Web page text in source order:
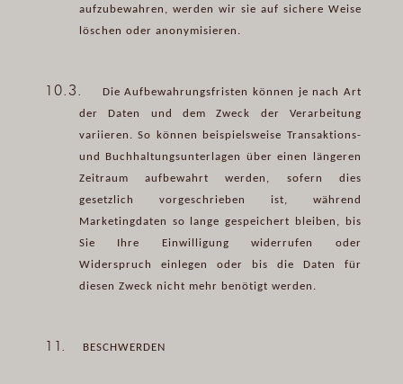
aufzubewahren, werden wir sie auf sichere Weise
löschen oder anonymisieren.
10.3.
Die Aufbewahrungsfristen können je nach Art
der Daten und dem Zweck der Verarbeitung
variieren. So können beispielsweise Transaktions-
und Buchhaltungsunterlagen über einen längeren
Zeitraum aufbewahrt werden, sofern dies
gesetzlich vorgeschrieben ist, während
Marketingdaten so lange gespeichert bleiben, bis
Sie Ihre Einwilligung widerrufen oder
Widerspruch einlegen oder bis die Daten für
diesen Zweck nicht mehr benötigt werden.
11. BESCHWERDEN